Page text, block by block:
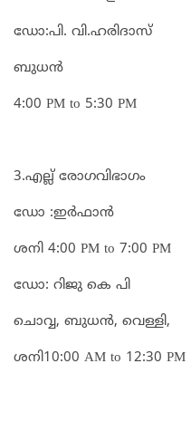
ഡോ:പി. വി.ഹരിദാസ്
ബുധൻ
4:00 PM to 5:30 PM
3.എല്ല് രോഗവിഭാഗം
ഡോ :ഇർഫാൻ
ശനി 4:00 PM to 7:00 PM
ഡോ: റിജു കെ പി
ചൊവ്വ, ബുധൻ, വെള്ളി,
ശനി10:00 AM to 12:30 PM